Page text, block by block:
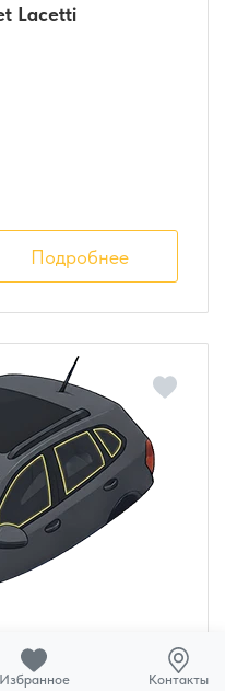
Избранное Контакты
Lacetti
Подробнее
Lacetti